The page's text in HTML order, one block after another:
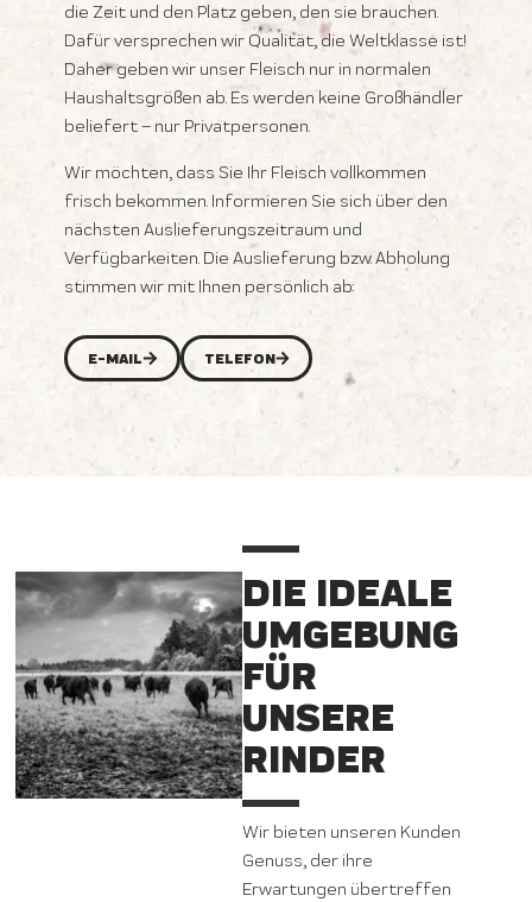
die Zeit und den Platz geben, den sie brauchen.
Dafür versprechen wir Qualität, die Weltklasse ist!
Daher geben wir unser Fleisch nur in normalen
Haushaltsgrößen ab. Es werden keine Großhändler
beliefert – nur Privatpersonen.
Wir möchten, dass Sie Ihr Fleisch vollkommen
frisch bekommen. Informieren Sie sich über den
nächsten Auslieferungszeitraum und
Verfügbarkeiten. Die Auslieferung bzw. Abholung
stimmen wir mit Ihnen persönlich ab:
E-MAIL TELEFON
DIE IDEALE
UMGEBUNG
FÜR
UNSERE
RINDER
Wir bieten unseren Kunden
Genuss, der ihre
Erwartungen übertreffen